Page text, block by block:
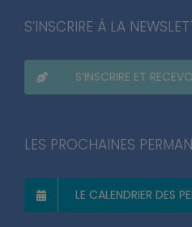
S’INSCRIRE À LA
S’INSCRIRE ET
LES PROCHAINES
LE CALENDRIER DES